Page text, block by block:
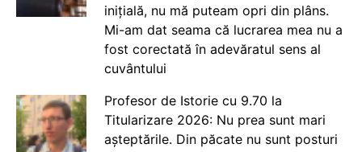
inițială, nu mă puteam opri din plâns.
Mi-am dat seama că lucrarea mea nu a
fost corectată în adevăratul sens al
cuvântului
Profesor de Istorie cu 9.70 la
Titularizare 2026: Nu prea sunt mari
așteptările. Din păcate nu sunt posturi